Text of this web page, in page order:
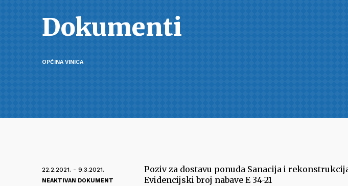
Dokumenti
OPĆINA VINICA
22.2.2021. - 9.3.2021.
NEAKTIVAN DOKUMENT
Poziv za dostavu ponuda Sanacija i
Evidencijski broj nabave E 34-21